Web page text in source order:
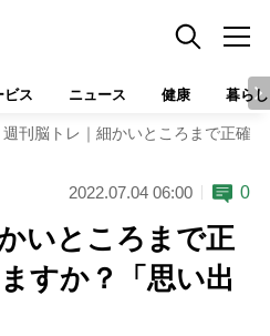
ビス ニュース 健康 暮らし
週刊脳トレ｜細かいところまで正確
2022.07.04 06:00 0
いところまで正
すか？「思い出